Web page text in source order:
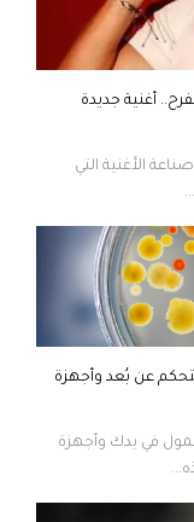
أغنية جديدة
الأغنية التي
عن بُعد وأجهزة
في يدك وأجهزة